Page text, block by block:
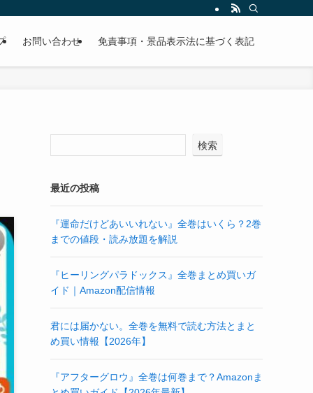
お問い合わせ 免責事項・景品表示法に基づく表記
検索
最近の投稿
『運命だけどあいいれない』全巻はいくら？2巻
までの値段・読み放題を解説
『ヒーリングパラドックス』全巻まとめ買いガ
イド｜Amazon配信情報
君には届かない。全巻を無料で読む方法とまと
め買い情報【2026年】
『アフターグロウ』全巻は何巻まで？Amazonま